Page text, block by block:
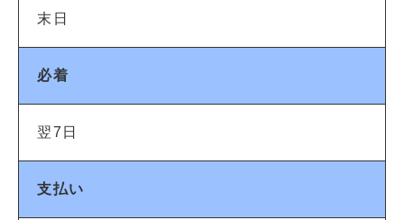
末日
必着
翌7日
支払い